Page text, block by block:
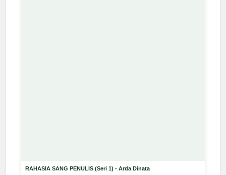
RAHASIA SANG PENULIS (Seri 1) - Arda Dinata